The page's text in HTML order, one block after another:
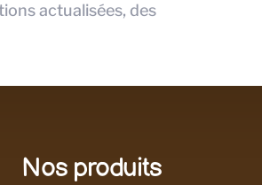
actualisées, des
Nos produits